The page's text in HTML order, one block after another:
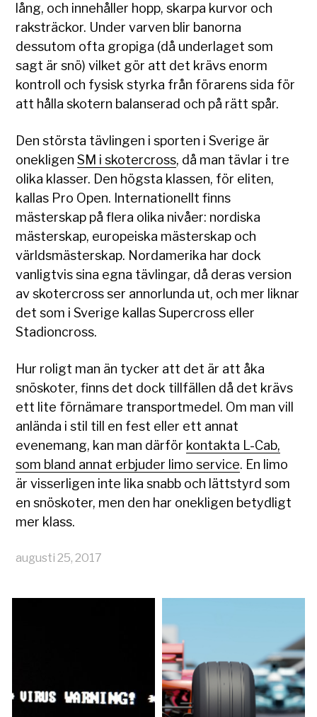
lång, och innehåller hopp, skarpa kurvor och
raksträckor. Under varven blir banorna
dessutom ofta gropiga (då underlaget som
sagt är snö) vilket gör att det krävs enorm
kontroll och fysisk styrka från förarens sida för
att hålla skotern balanserad och på rätt spår.
Den största tävlingen i sporten i Sverige är
onekligenSM i skotercross, då man tävlar i tre
olika klasser. Den högsta klassen, för eliten,
kallas Pro Open. Internationellt finns
mästerskap på flera olika nivåer: nordiska
mästerskap, europeiska mästerskap och
världsmästerskap. Nordamerika har dock
vanligtvis sina egna tävlingar, då deras version
av skotercross ser annorlunda ut, och mer liknar
det som i Sverige kallas Supercross eller
Stadioncross.
Hur roligt man än tycker att det är att åka
snöskoter, finns det dock tillfällen då det krävs
ett lite förnämare transportmedel. Om man vill
anlända i stil till en fest eller ett annat
evenemang, kan man därför kontakta L-Cab,
som bland annat erbjuder limo service. En limo
är visserligen inte lika snabb och lättstyrd som
en snöskoter, men den har onekligen betydligt
mer klass.
augusti 25, 2017